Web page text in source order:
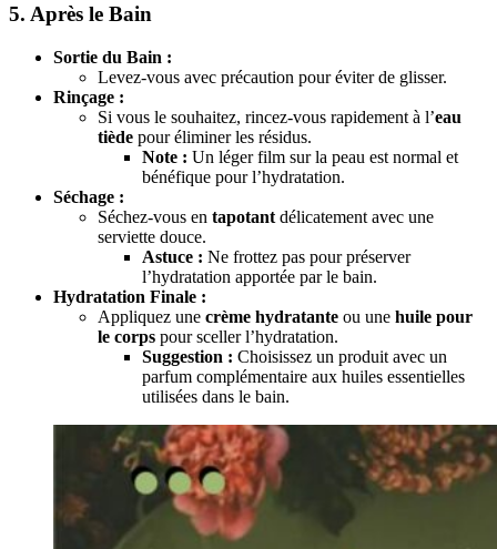
5. Après le Bain
Sortie du Bain :
Levez-vous avec précaution pour éviter de glisser.
Rinçage :
Si vous le souhaitez, rincez-vous rapidement à l’eau
tiède pour éliminer les résidus.
Note : Un léger film sur la peau est normal et
bénéfique pour l’hydratation.
Séchage :
Séchez-vous en tapotant délicatement avec une
serviette douce.
Astuce : Ne frottez pas pour préserver
l’hydratation apportée par le bain.
Hydratation Finale :
Appliquez une crème hydratante ou une huile pour
le corps pour sceller l’hydratation.
Suggestion : Choisissez un produit avec un
parfum complémentaire aux huiles essentielles
utilisées dans le bain.